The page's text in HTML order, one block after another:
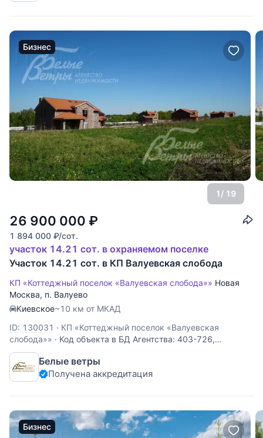
Бизнес
1/ 19
26 900 000 ₽
1 894 000 ₽/сот.
участок 14.21 сот. в охраняемом поселке
Участок 14.21 сот. в КП Валуевская слобода
КП «Коттеджный поселок «Валуевская слобода»» Новая
Москва, п. Валуево
Киевское~10 км от МКАД
ID: 130031 · КП «Коттеджный поселок «Валуевская
слобода»» · Код объекта в БД Агентства: 403-726,
Киевское шоссе, 7 км от МКАД, Валуевская слобода к/п
(Валуево). Участок на второй линии от леса на возвышении
в закрытом охраняемом поселке бизнес-класса
Белые ветры
Получена аккредитация
Бизнес